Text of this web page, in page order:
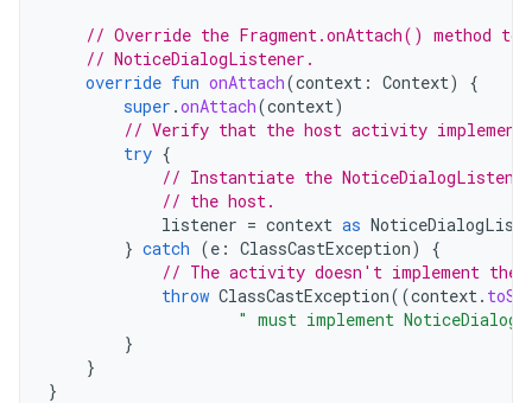
// Override the Fragment.onAttach() method
// NoticeDialogListener.
override fun onAttach(context : Context)
{
super .onAttach(context)
// Verify that the host activity
try {
// Instantiate the
// the host.
listener = context as
} catch (e : ClassCastException)
{
// The activity doesn't implement the
throw ClassCastException((context .
" must implement
}
}
}